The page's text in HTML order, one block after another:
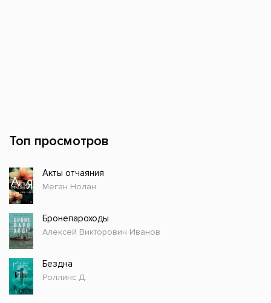
Топ просмотров
Акты отчаяния
Меган Нолан
Бронепароходы
Алексей Викторович Иванов
Бездна
Роллинс Д.